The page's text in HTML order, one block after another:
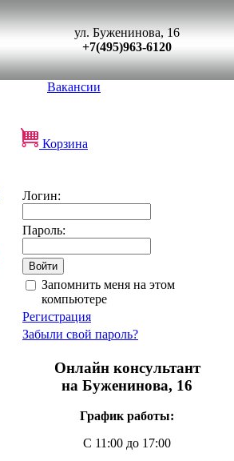
ул. Буженинова, 16
+7(495)963-6120
Вакансии
Корзина
Логин:
Пароль:
Запомнить меня на этом
компьютере
Регистрация
Забыли свой пароль?
Онлайн консультант
на Буженинова, 16
График работы:
С 11:00 до 17:00